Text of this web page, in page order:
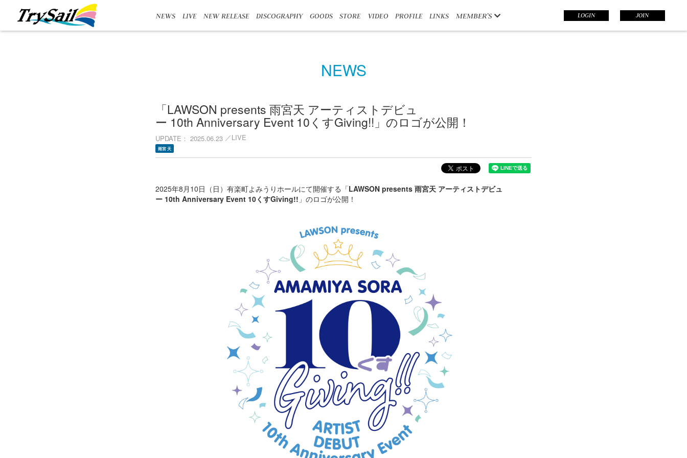
NEWS LIVE NEW RELEASE DISCOGRAPHY GOODS STORE VIDEO PROFILE LINKS MEMBER’S LOGIN JOIN
NEWS
「LAWSON presents 雨宮天 アーティストデビュ
ー 10th Anniversary Event 10くすGiving!!」のロゴが公開！
UPDATE 2025.06.23 LIVE
雨宮 天
2025年8月10日（日）有楽町よみうりホールにて開催する「LAWSON presents 雨宮天 アーティストデビュ
ー 10th Anniversary Event 10くすGiving!! 」のロゴが公開！